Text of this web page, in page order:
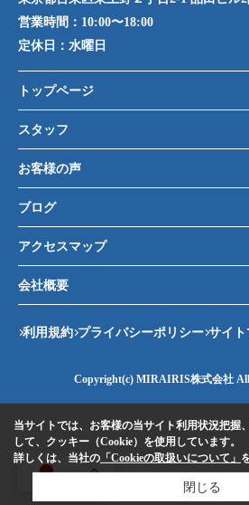
営業時間： 10:00〜18:00
定休日： 水曜日
JA
トップページ
スタッフ
お客様の声
ブログ
アクセスマップ
会社概要
利用規約 プライバシーポリシー サイ
Copyright(c) MIRAIRIS株式会社 All
当サイトでは、お客様の当サイト利用状況把握
して、クッキー（Cookie）を使用しています。
詳しくは、当社の 「Cookieの取扱いについて」
閉じる